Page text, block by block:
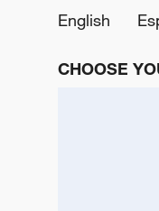
English
CHOOSE